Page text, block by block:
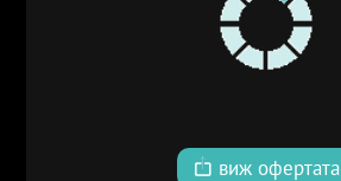
виж офертата